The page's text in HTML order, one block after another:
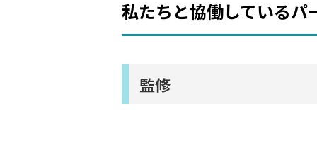
私たちと協働している
監修